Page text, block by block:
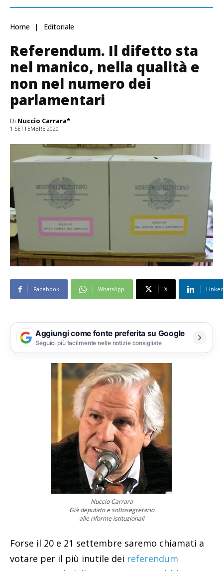
Home Editoriale
Referendum. Il difetto sta
nel manico, nella qualità e
non nel numero dei
parlamentari
Di Nuccio Carrara*
1 SETTEMBRE 2020
Facebook WhatsApp X
Aggiungi come fonte preferita su Google
Seguici più facilmente nelle notizie consigliate
Nuccio Carrara
Già deputato e sottosegretario
alle riforme istituzionali
Forse il 20 e 21 settembre saremo chiamati a
votare per il più inutile dei referendum